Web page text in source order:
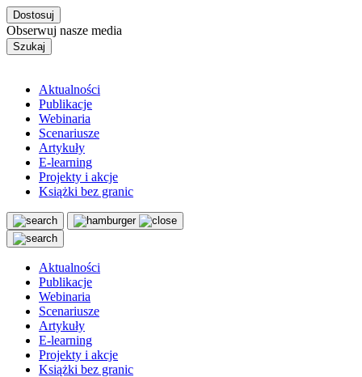
Dostosuj
Obserwuj nasze media
Szukaj
Aktualności
Publikacje
Webinaria
Scenariusze
Artykuły
E-learning
Projekty i akcje
Książki bez granic
Aktualności
Publikacje
Webinaria
Scenariusze
Artykuły
E-learning
Projekty i akcje
Książki bez granic